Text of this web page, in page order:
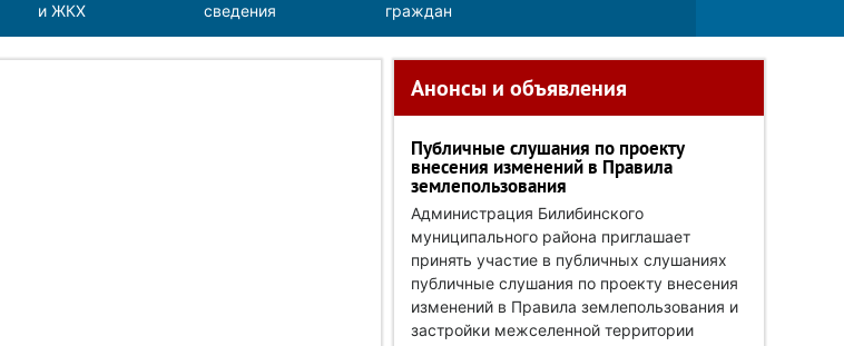
и ЖКХ
сведения
граждан
Анонсы и объявления
Публичные слушания по проекту
внесения изменений в Правила
землепользования
Администрация Билибинского
муниципального района приглашает
принять участие в публичных слушаниях
публичные слушания по проекту внесения
изменений в Правила землепользования и
застройки межселенной территории